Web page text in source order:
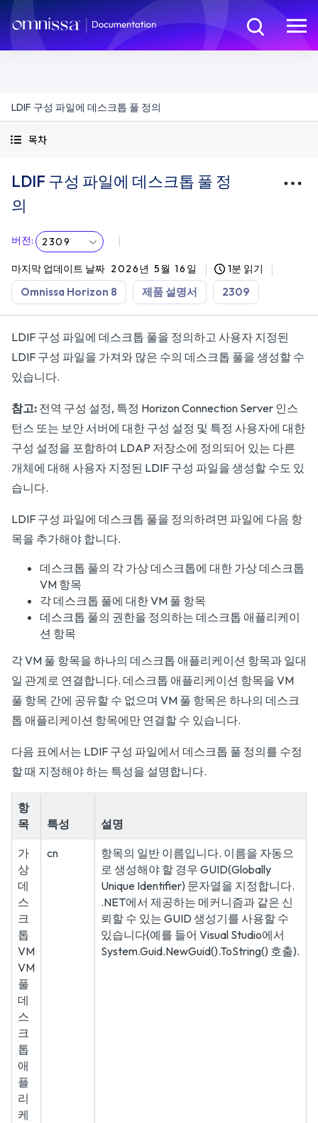
LDIF 구성 파일에 데스크톱 풀 정의
목차
LDIF 구성 파일에 데스크톱 풀 정
의
버전: 2309
마지막 업데이트 날짜 2026년 5월 16일 1분 읽기
Omnissa Horizon 8 제품 설명서 2309
LDIF 구성 파일에 데스크톱 풀을 정의하고 사용자 지정된
LDIF 구성 파일을 가져와 많은 수의 데스크톱 풀을 생성할 수
있습니다.
참고: 전역 구성 설정, 특정 Horizon Connection Server 인스
턴스 또는 보안 서버에 대한 구성 설정 및 특정 사용자에 대한
구성 설정을 포함하여 LDAP 저장소에 정의되어 있는 다른
개체에 대해 사용자 지정된 LDIF 구성 파일을 생성할 수도 있
습니다.
LDIF 구성 파일에 데스크톱 풀을 정의하려면 파일에 다음 항
목을 추가해야 합니다.
데스크톱 풀의 각 가상 데스크톱에 대한 가상 데스크톱
VM 항목
각 데스크톱 풀에 대한 VM 풀 항목
데스크톱 풀의 권한을 정의하는 데스크톱 애플리케이
션 항목
각 VM 풀 항목을 하나의 데스크톱 애플리케이션 항목과 일대
일 관계로 연결합니다. 데스크톱 애플리케이션 항목을 VM
풀 항목 간에 공유할 수 없으며 VM 풀 항목은 하나의 데스크
톱 애플리케이션 항목에만 연결할 수 있습니다.
다음 표에서는 LDIF 구성 파일에서 데스크톱 풀 정의를 수정
할 때 지정해야 하는 특성을 설명합니다.
항
목
특성 설명
가
상
데
스
크
톱
VM
VM
풀
데
스
크
톱
애
플
리
케
cn
항목의 일반 이름입니다. 이름을 자동으
로 생성해야 할 경우 GUID(Globally
Unique Identifier) 문자열을 지정합니다.
.NET에서 제공하는 메커니즘과 같은 신
뢰할 수 있는 GUID 생성기를 사용할 수
있습니다(예를 들어 Visual Studio에서
System.Guid.NewGuid().ToString() 호출).